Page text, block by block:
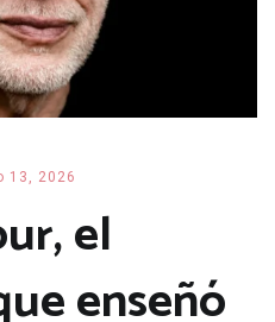
13, 2026
el
enseñó